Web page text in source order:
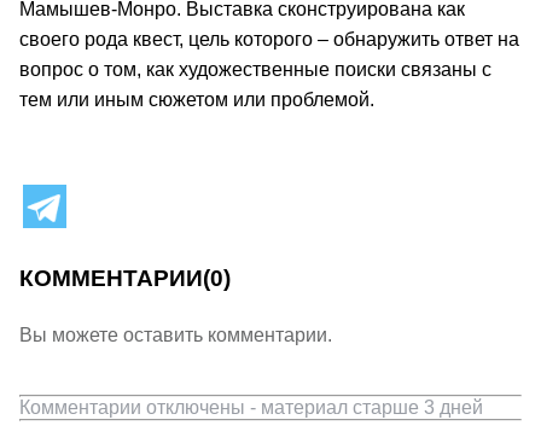
Мамышев-Монро. Выставка сконструирована как
своего рода квест, цель которого – обнаружить ответ на
вопрос о том, как художественные поиски связаны с
тем или иным сюжетом или проблемой.
КОММЕНТАРИИ(0)
Вы можете оставить комментарии.
Комментарии отключены - материал старше 3 дней